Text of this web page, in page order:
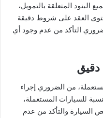
البنود المتعلقة بالتمويل،
العقد على شروط دقيقة
التأكد من عدم وجود أي
من الضروري إجراء
للسيارات المستعملة،
السيارة والتأكد من عدم